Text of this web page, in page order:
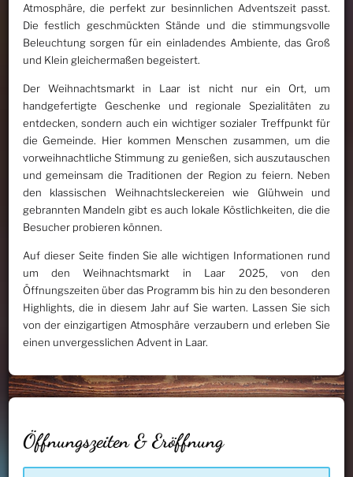
Atmosphäre, die perfekt zur besinnlichen Adventszeit passt.
Die festlich geschmückten Stände und die stimmungsvolle
Beleuchtung sorgen für ein einladendes Ambiente, das Groß
und Klein gleichermaßen begeistert.
Der Weihnachtsmarkt in Laar ist nicht nur ein Ort, um
handgefertigte Geschenke und regionale Spezialitäten zu
entdecken, sondern auch ein wichtiger sozialer Treffpunkt für
die Gemeinde. Hier kommen Menschen zusammen, um die
vorweihnachtliche Stimmung zu genießen, sich auszutauschen
und gemeinsam die Traditionen der Region zu feiern. Neben
den klassischen Weihnachtsleckereien wie Glühwein und
gebrannten Mandeln gibt es auch lokale Köstlichkeiten, die die
Besucher probieren können.
Auf dieser Seite finden Sie alle wichtigen Informationen rund
um den Weihnachtsmarkt in Laar 2025, von den
Öffnungszeiten über das Programm bis hin zu den besonderen
Highlights, die in diesem Jahr auf Sie warten. Lassen Sie sich
von der einzigartigen Atmosphäre verzaubern und erleben Sie
einen unvergesslichen Advent in Laar.
Öffnungszeiten & Eröffnung